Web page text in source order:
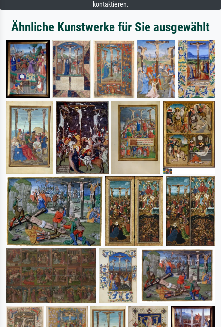
kontaktieren.
Ähnliche Kunstwerke für Sie ausgewählt